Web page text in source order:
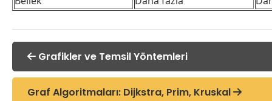
Grafikler ve Temsil Yöntemleri
Graf Algoritmaları: Dijkstra, Prim, Kruskal